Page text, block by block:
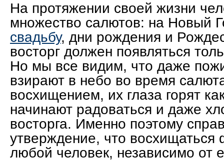
На протяжении своей жизни
множество салютов: на Новый
свадьбу, дни рождения и
восторг должен появляться
Но мы все видим, что даже
взирают в небо во время
восхищением, их глаза горят
начинают радоваться и даже
восторга. Именно поэтому
утверждение, что
любой человек, независимо от